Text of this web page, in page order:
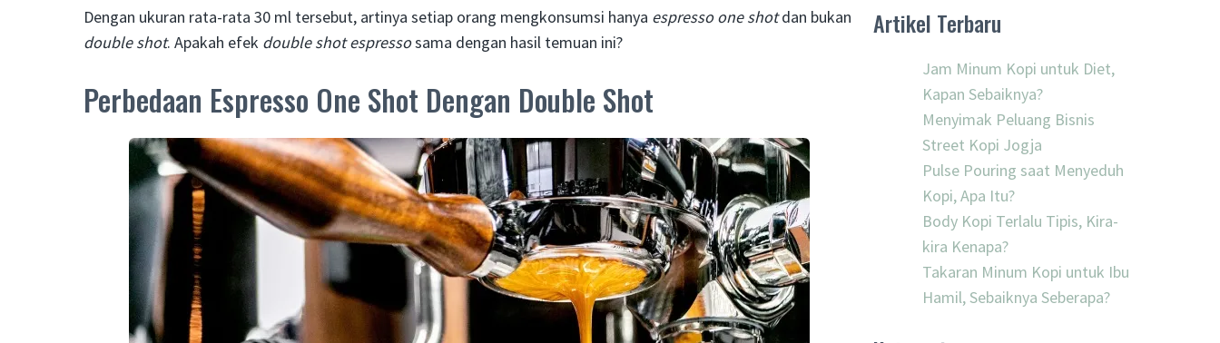
Dengan ukuran rata-rata 30 ml tersebut, artinya setiap orang mengkonsumsi hanya espresso one shotdan bukan
double shot. Apakah efek double shot espressosama dengan hasil temuan ini?
Perbedaan Espresso One Shot Dengan Double Shot
Artikel Terbaru
Jam Minum Kopi untuk Diet,
Kapan Sebaiknya?
Menyimak Peluang Bisnis
Street Kopi Jogja
Pulse Pouring saat Menyeduh
Kopi, Apa Itu?
Body Kopi Terlalu Tipis, Kira-
kira Kenapa?
Takaran Minum Kopi untuk Ibu
Hamil, Sebaiknya Seberapa?